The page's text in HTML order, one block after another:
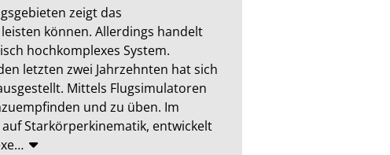
zeigt das
können. Allerdings handelt
hochkomplexes System.
letzten zwei Jahrzehnten hat sich
Mittels Flugsimulatoren
und zu üben. Im
Starkörperkinematik, entwickelt
…